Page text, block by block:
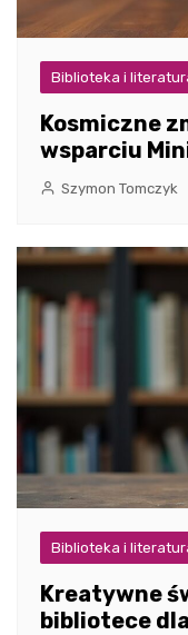
Biblioteka i
Kosmiczne
wsparciu
Szymon Tomczyk
Biblioteka i
Kreatywne
bibliotece